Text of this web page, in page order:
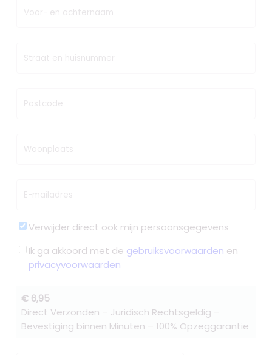
Voor- en achternaam
Straat en huisnummer
Postcode
Woonplaats
E-mailadres
Verwijder direct ook mijn persoonsgegevens
Ik ga akkoord met de gebruiksvoorwaarden en
privacyvoorwaarden
€ 6,95
Direct Verzonden – Juridisch Rechtsgeldig –
Bevestiging binnen Minuten – 100% Opzeggarantie